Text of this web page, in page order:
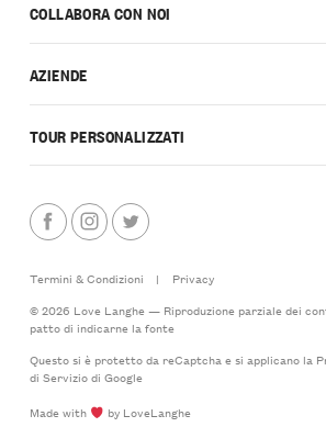
COLLABORA CON NOI
AZIENDE
TOUR PERSONALIZZATI
Termini & Condizioni |
Privacy
© 2026 Love Langhe — Riproduzione parziale dei
patto di indicarne la fonte
Questo si è protetto da reCaptcha e si applicano la
di Serviziodi Google
Made with
by LoveLanghe